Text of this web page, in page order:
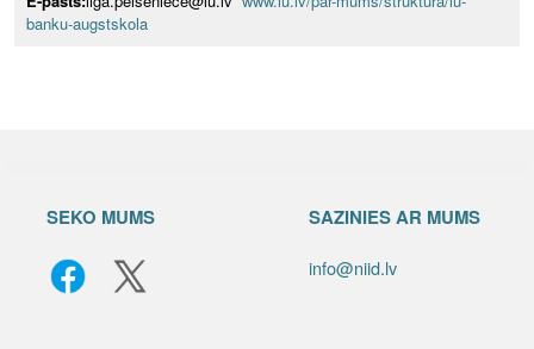
banku-augstskola
SEKO MUMS SAZINIES AR MUMS
info@niid.lv